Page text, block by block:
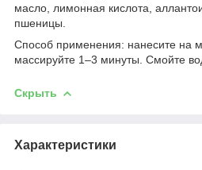
масло, лимонная кислота,
пшеницы.
Способ применения: нанесите на
массируйте 1–3 минуты.
Скрыть
Характеристики